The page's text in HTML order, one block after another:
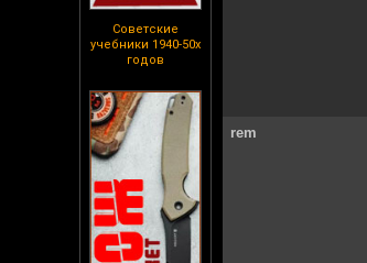
Советские
учебники 1940-50х
годов
rem